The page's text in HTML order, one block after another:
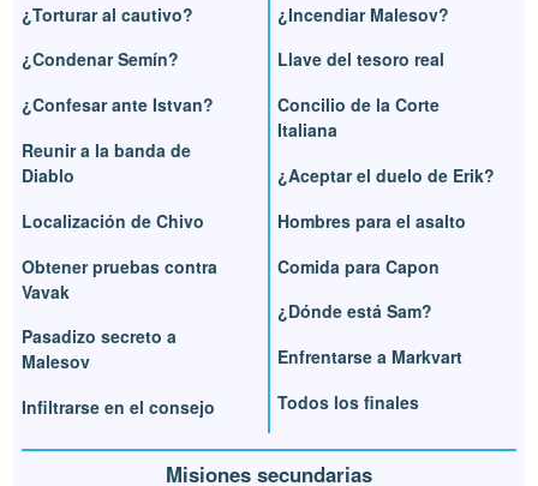
¿Torturar al cautivo?
¿Condenar Semín?
¿Confesar ante Istvan?
Reunir a la banda de
Diablo
Localización de Chivo
Obtener pruebas contra
Vavak
Pasadizo secreto a
Malesov
Infiltrarse en el consejo
¿Incendiar Malesov?
Llave del tesoro real
Concilio de la Corte
Italiana
¿Aceptar el duelo de Erik?
Hombres para el asalto
Comida para Capon
¿Dónde está Sam?
Enfrentarse a Markvart
Todos los finales
Misiones secundarias